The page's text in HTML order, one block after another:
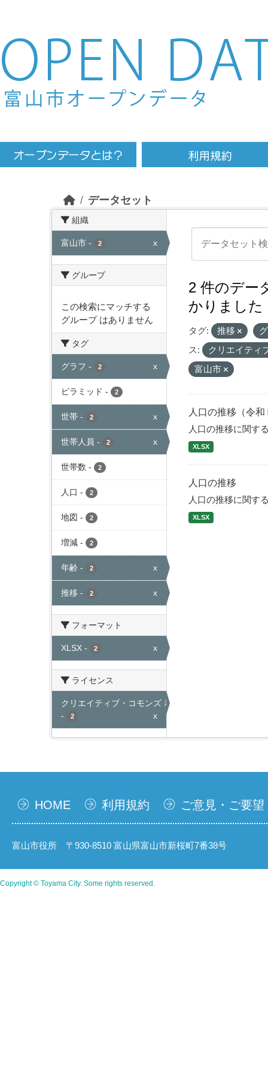
Skip to main content
データセット
組織
富山市 - 2 x
グループ
この検索にマッチする
グループ はありません
タグ
グラフ - 2 x
ピラミッド - 2
世帯 - 2 x
世帯人員 - 2 x
世帯数 - 2
人口 - 2
地図 - 2
増減 - 2
年齢 - 2 x
推移 - 2 x
フォーマット
XLSX - 2 x
ライセンス
クリエイティブ・コモンズ 表示
-
2 x
2 件のデー
かりました
タグ: 推移
ス:
クリエイティ
富山市
人口の推移（令和
人口の推移に関す
XLSX
人口の推移
人口の推移に関す
XLSX
HOME 利用規約 ご意見・ご要望
富山市役所 〒930-8510 富山県富山市新桜町7番38号
Copyright © Toyama City. Some rights reserved.